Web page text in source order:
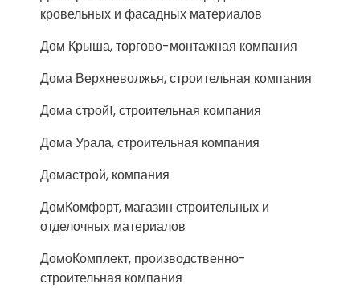
кровельных и фасадных материалов
Дом Крыша, торгово-монтажная компания
Дома Верхневолжья, строительная компания
Дома строй!, строительная компания
Дома Урала, строительная компания
Домастрой, компания
ДомКомфорт, магазин строительных и
отделочных материалов
ДомоКомплект, производственно-
строительная компания